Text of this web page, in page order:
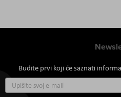
Budite prvi koji će saznati
se